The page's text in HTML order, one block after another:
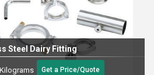
Steel Dairy Fitting
Kilograms Get a Price/Quote